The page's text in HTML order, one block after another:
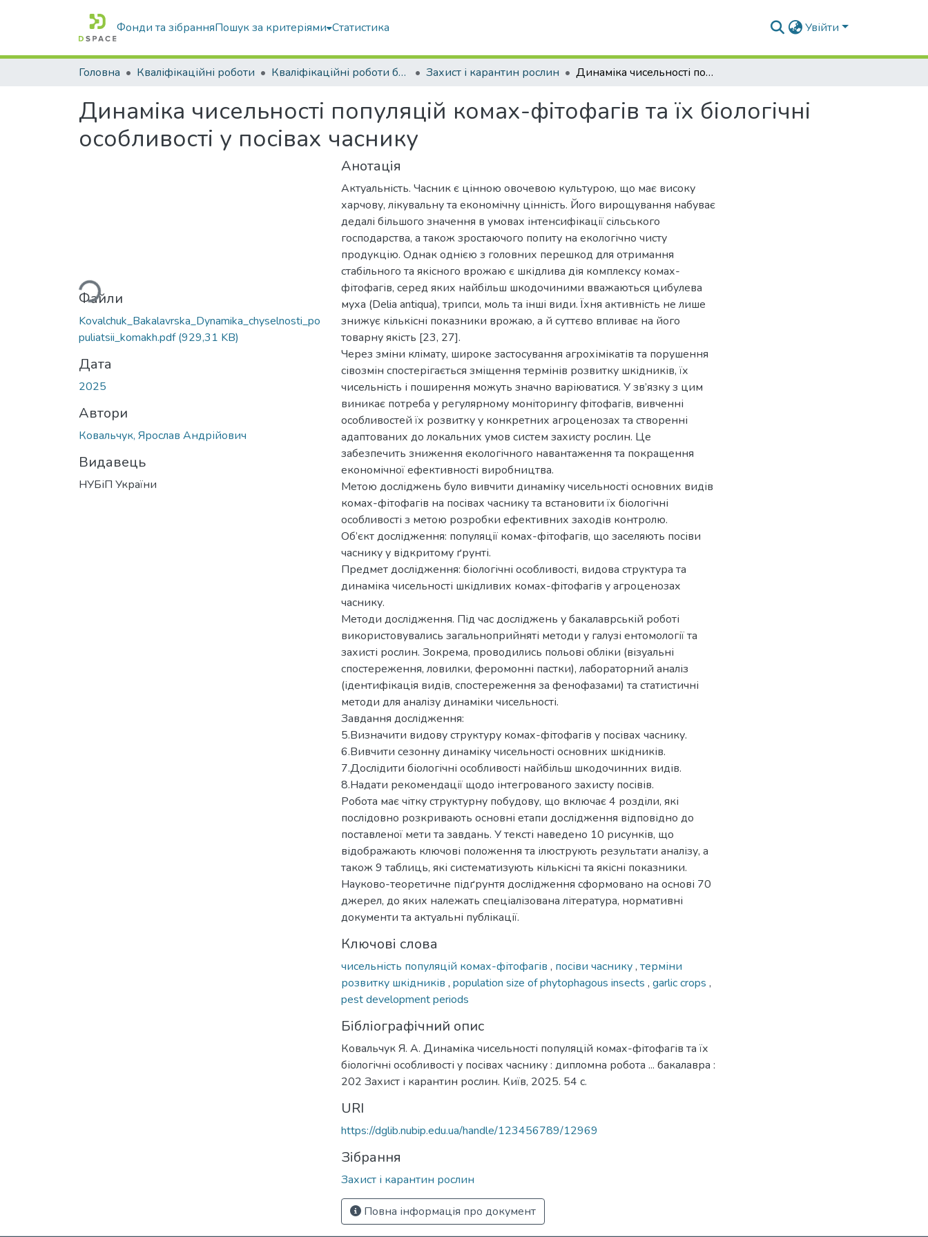
Фонди та зібранняПошук за критеріями Статистика Увійти
Головна Кваліфікаційні роботи Кваліфікаційні роботи бакалаврів Захист і карантин рослин Динаміка чисельності популяцій комах-фітофагів та їх біологічні особливості у посівах часнику
Динаміка чисельності популяцій комах-фітофагів та їх біологічні
особливості у посівах часнику
Вантажиться...
Файли
Kovalchuk_Bakalavrska_Dynamika_chyselnosti_po
puliatsii_komakh.pdf(929,31 KB)
Дата
2025
Автори
Ковальчук, Ярослав Андрійович
Видавець
НУБіП України
Анотація
Актуальність. Часник є цінною овочевою культурою, що має високу
харчову, лікувальну та економічну цінність. Його вирощування набуває
дедалі більшого значення в умовах інтенсифікації сільського
господарства, а також зростаючого попиту на екологічно чисту
продукцію. Однак однією з головних перешкод для отримання
стабільного та якісного врожаю є шкідлива дія комплексу комах-
фітофагів, серед яких найбільш шкодочиними вважаються цибулева
муха (Delia antiqua), трипси, моль та інші види. Їхня активність не лише
знижує кількісні показники врожаю, а й суттєво впливає на його
товарну якість [23, 27].
Через зміни клімату, широке застосування агрохімікатів та порушення
сівозмін спостерігається зміщення термінів розвитку шкідників, їх
чисельність і поширення можуть значно варіюватися. У зв’язку з цим
виникає потреба у регулярному моніторингу фітофагів, вивченні
особливостей їх розвитку у конкретних агроценозах та створенні
адаптованих до локальних умов систем захисту рослин. Це
забезпечить зниження екологічного навантаження та покращення
економічної ефективності виробництва.
Метою досліджень було вивчити динаміку чисельності основних видів
комах-фітофагів на посівах часнику та встановити їх біологічні
особливості з метою розробки ефективних заходів контролю.
Об’єкт дослідження: популяції комах-фітофагів, що заселяють посіви
часнику у відкритому ґрунті.
Предмет дослідження: біологічні особливості, видова структура та
динаміка чисельності шкідливих комах-фітофагів у агроценозах
часнику.
Методи дослідження. Під час досліджень у бакалаврській роботі
використовувались загальноприйняті методи у галузі ентомології та
захисті рослин. Зокрема, проводились польові обліки (візуальні
спостереження, ловилки, феромонні пастки), лабораторний аналіз
(ідентифікація видів, спостереження за фенофазами) та статистичні
методи для аналізу динаміки чисельності.
Завдання дослідження:
5.Визначити видову структуру комах-фітофагів у посівах часнику.
6.Вивчити сезонну динаміку чисельності основних шкідників.
7.Дослідити біологічні особливості найбільш шкодочинних видів.
8.Надати рекомендації щодо інтегрованого захисту посівів.
Робота має чітку структурну побудову, що включає 4 розділи, які
послідовно розкривають основні етапи дослідження відповідно до
поставленої мети та завдань. У тексті наведено 10 рисунків, що
відображають ключові положення та ілюструють результати аналізу, а
також 9 таблиць, які систематизують кількісні та якісні показники.
Науково-теоретичне підґрунтя дослідження сформовано на основі 70
джерел, до яких належать спеціалізована література, нормативні
документи та актуальні публікації.
Ключові слова
чисельність популяцій комах-фітофагів , посіви часнику, терміни
розвитку шкідників , population size of phytophagous insects , garlic crops ,
pest development periods
Бібліографічний опис
Ковальчук Я. А. Динаміка чисельності популяцій комах-фітофагів та їх
біологічні особливості у посівах часнику : дипломна робота ... бакалавра :
202 Захист і карантин рослин. Київ, 2025. 54 с.
URI
https://dglib.nubip.edu.ua/handle/123456789/12969
Зібрання
Захист і карантин рослин
Повна інформація про документ